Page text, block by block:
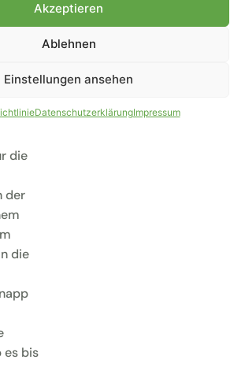
Akzeptieren
Ablehnen
Einstellungen ansehen
DatenschutzerklärungImpressum
die
der
die
es bis